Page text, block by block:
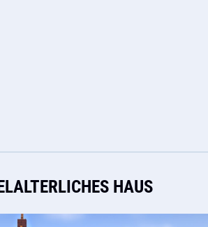
HAUS